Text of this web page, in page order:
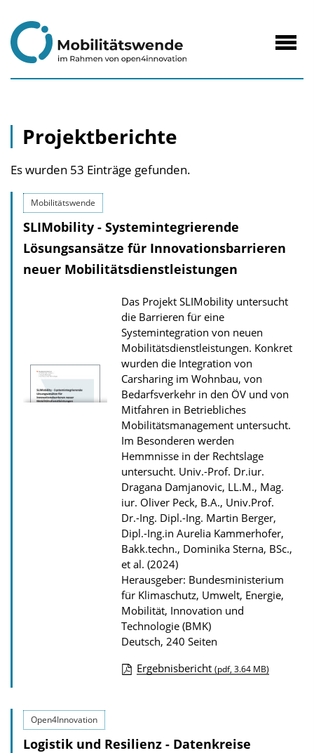
Inhalt
Projektberichte
Es wurden 53 Einträge gefunden.
Mobilitätswende
SLIMobility - Systemintegrierende
Lösungsansätze für Innovationsbarrieren
neuer Mobilitätsdienstleistungen
Das Projekt SLIMobility untersucht
die Barrieren für eine
Systemintegration von neuen
Mobilitätsdienstleistungen. Konkret
wurden die Integration von
Carsharing im Wohnbau, von
Bedarfsverkehr in den ÖV und von
Mitfahren in Betriebliches
Mobilitätsmanagement untersucht.
Im Besonderen werden
Hemmnisse in der Rechtslage
untersucht. Univ.-Prof. Dr.iur.
Dragana Damjanovic, LL.M., Mag.
iur. Oliver Peck, B.A., Univ.Prof.
Dr.-Ing. Dipl.-Ing. Martin Berger,
Dipl.-Ing.in Aurelia Kammerhofer,
Bakk.techn., Dominika Sterna, BSc.,
et al. (2024)
Herausgeber: Bundesministerium
für Klimaschutz, Umwelt, Energie,
Mobilität, Innovation und
Technologie (BMK)
Deutsch, 240 Seiten
n
Ergebnisbericht (pdf, 3.64 MB)
Open4Innovation
Logistik und Resilienz - Datenkreise